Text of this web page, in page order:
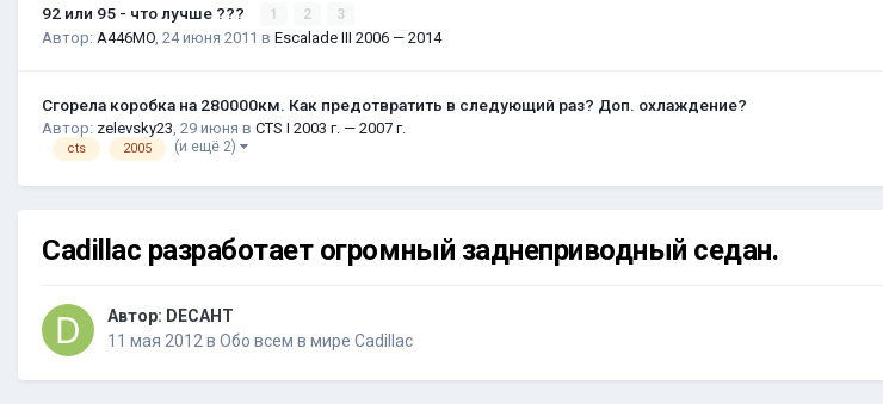
92 или 95 - что лучше ??? 1 2 3
Автор: A446MO 24 июня 2011 в Escalade III 2006 — 2014
Сгорела коробка на 280000км. Как предотвратить в следующий раз? Доп. охлаждение?
Автор: zelevsky23 29 июня в CTS I 2003 г. — 2007 г.
cts 2005 (и ещё 2)
Cadillac разработает огромный заднеприводный седан.
Автор: DECAHT
11 мая 2012 в Обо всем в мире Cadillac